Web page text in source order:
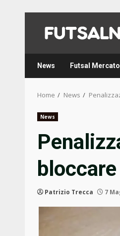
content
News Futsal Mercato
Home News
News
Patrizio Trecca 7